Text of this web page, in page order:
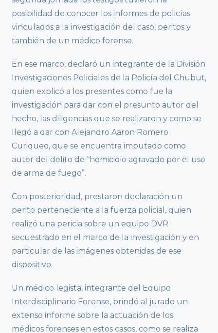
posibilidad de conocer los informes de policías
vinculados a la investigación del caso, peritos y
también de un médico forense.
En ese marco, declaró un integrante de la División
Investigaciones Policiales de la Policía del Chubut,
quien explicó a los presentes como fue la
investigación para dar con el presunto autor del
hecho, las diligencias que se realizaron y como se
llegó a dar con Alejandro Aaron Romero
Curiqueo, que se encuentra imputado como
autor del delito de “homicidio agravado por el uso
de arma de fuego”.
Con posterioridad, prestaron declaración un
perito perteneciente a la fuerza policial, quien
realizó una pericia sobre un equipo DVR
secuestrado en el marco de la investigación y en
particular de las imágenes obtenidas de ese
dispositivo.
Un médico legista, integrante del Equipo
Interdisciplinario Forense, brindó al jurado un
extenso informe sobre la actuación de los
médicos forenses en estos casos, como se realiza